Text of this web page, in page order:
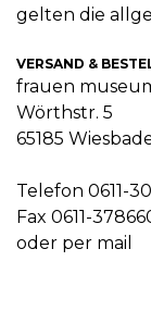
gelten die
VERSAND &
frauen
Wörthstr. 5
65185
Telefon 0611-
Fax 0611-
oder per mail